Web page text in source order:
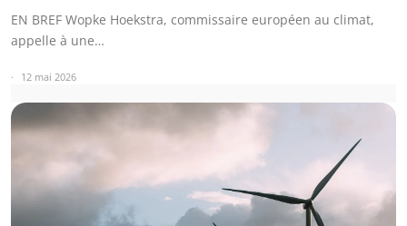
EN BREF Wopke Hoekstra, commissaire européen au climat,
appelle à une…
12 mai 2026